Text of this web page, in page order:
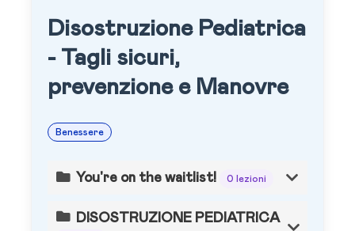
Disostruzione Pediatrica
- Tagli sicuri,
prevenzione e Manovre
Benessere
You're on the waitlist! 0 lezioni
DISOSTRUZIONE PEDIATRICA